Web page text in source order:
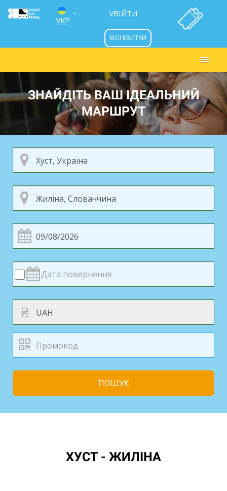
УКР
ENG
РУС
УВІЙТИ
МОЇ КВИТКИ
ЗНАЙДІТЬ ВАШ ІДЕАЛЬНИЙ
МАРШРУТ
₴
ПОШУК
ХУСТ - ЖИЛІНА